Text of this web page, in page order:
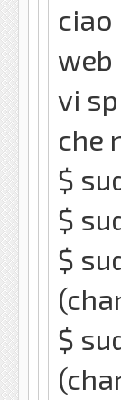
web
vi
che
$
$
$
$